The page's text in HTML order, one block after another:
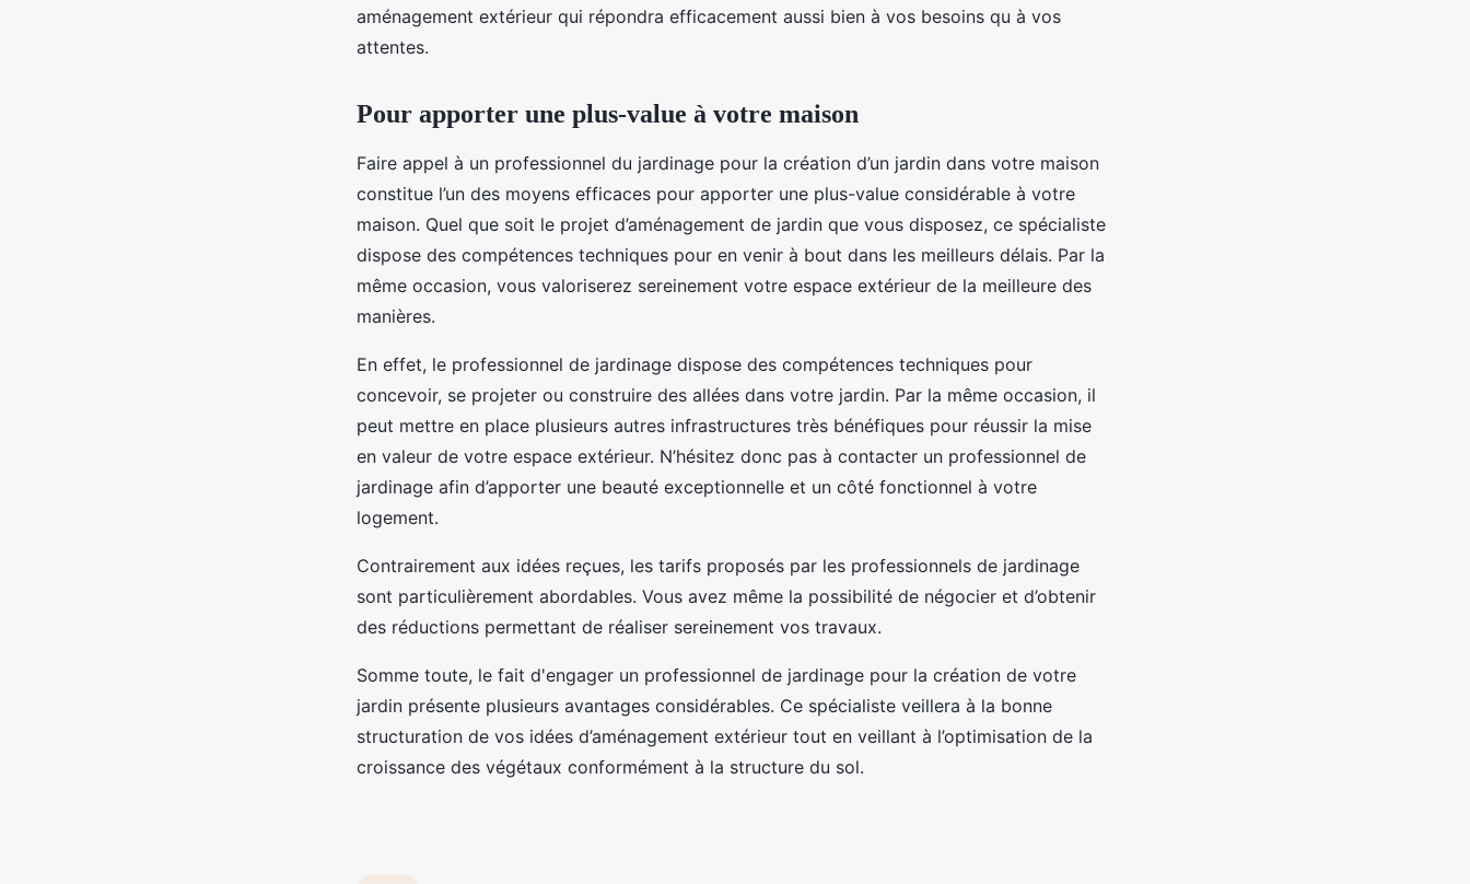
aménagement extérieur qui répondra efficacement aussi bien à vos besoins qu à vos
attentes.
Pour apporter une plus-value à votre maison
Faire appel à un professionnel du jardinage pour la création d’un jardin dans votre maison
constitue l’un des moyens efficaces pour apporter une plus-value considérable à votre
maison. Quel que soit le projet d’aménagement de jardin que vous disposez, ce spécialiste
dispose des compétences techniques pour en venir à bout dans les meilleurs délais. Par la
même occasion, vous valoriserez sereinement votre espace extérieur de la meilleure des
manières.
En effet, le professionnel de jardinage dispose des compétences techniques pour
concevoir, se projeter ou construire des allées dans votre jardin. Par la même occasion, il
peut mettre en place plusieurs autres infrastructures très bénéfiques pour réussir la mise
en valeur de votre espace extérieur. N’hésitez donc pas à contacter un professionnel de
jardinage afin d’apporter une beauté exceptionnelle et un côté fonctionnel à votre
logement.
Contrairement aux idées reçues, les tarifs proposés par les professionnels de jardinage
sont particulièrement abordables. Vous avez même la possibilité de négocier et d’obtenir
des réductions permettant de réaliser sereinement vos travaux.
Somme toute, le fait d'engager un professionnel de jardinage pour la création de votre
jardin présente plusieurs avantages considérables. Ce spécialiste veillera à la bonne
structuration de vos idées d’aménagement extérieur tout en veillant à l’optimisation de la
croissance des végétaux conformément à la structure du sol.